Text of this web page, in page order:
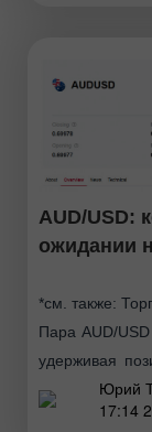
AUD/USD:
ожидании
*см. также:
Пара AUD/USD
удерживая
Юрий
17:14